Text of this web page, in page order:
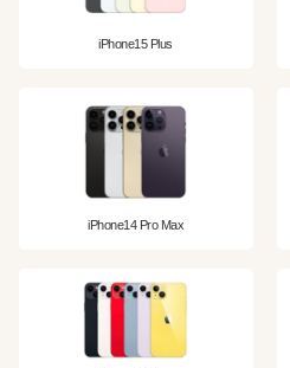
iPhone15 Plus
iPhone14 Pro Max